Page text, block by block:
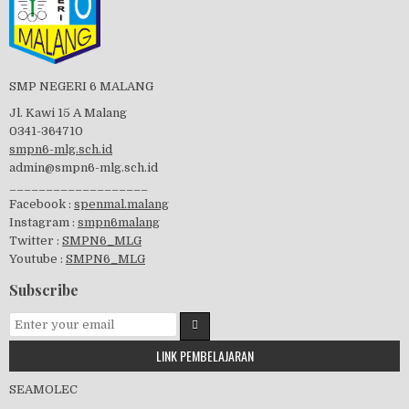
visitasi PPK 2019
GSF 2019
Pembagian Ijazah 2020
SMP NEGERI 6 MALANG
Jl. Kawi 15 A Malang
0341-364710
smpn6-mlg.sch.id
admin@smpn6-mlg.sch.id
Facebook : spenmal.malang
Instagram : smpn6malang
Twitter : SMPN6_MLG
Youtube : SMPN6_MLG
Subscribe
LINK PEMBELAJARAN
SEAMOLEC